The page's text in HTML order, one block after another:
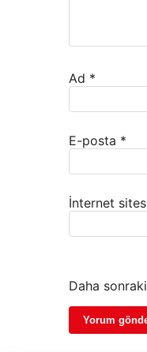
Ad *
E-posta *
İnternet
Daha